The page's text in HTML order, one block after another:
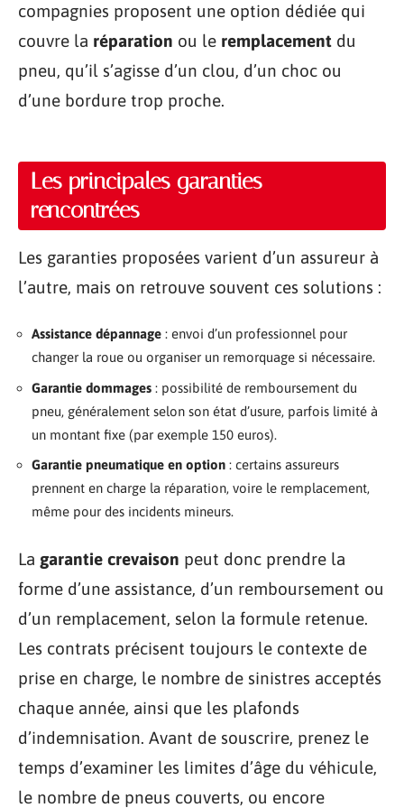
compagnies proposent une option dédiée qui
couvre la réparation ou le remplacement du
pneu, qu’il s’agisse d’un clou, d’un choc ou
d’une bordure trop proche.
Les principales garanties
rencontrées
Les garanties proposées varient d’un assureur à
l’autre, mais on retrouve souvent ces solutions :
Assistance dépannage : envoi d’un professionnel pour
changer la roue ou organiser un remorquage si nécessaire.
Garantie dommages : possibilité de remboursement du
pneu, généralement selon son état d’usure, parfois limité à
un montant fixe (par exemple 150 euros).
Garantie pneumatique en option : certains assureurs
prennent en charge la réparation, voire le remplacement,
même pour des incidents mineurs.
La garantie crevaison peut donc prendre la
forme d’une assistance, d’un remboursement ou
d’un remplacement, selon la formule retenue.
Les contrats précisent toujours le contexte de
prise en charge, le nombre de sinistres acceptés
chaque année, ainsi que les plafonds
d’indemnisation. Avant de souscrire, prenez le
temps d’examiner les limites d’âge du véhicule,
le nombre de pneus couverts, ou encore